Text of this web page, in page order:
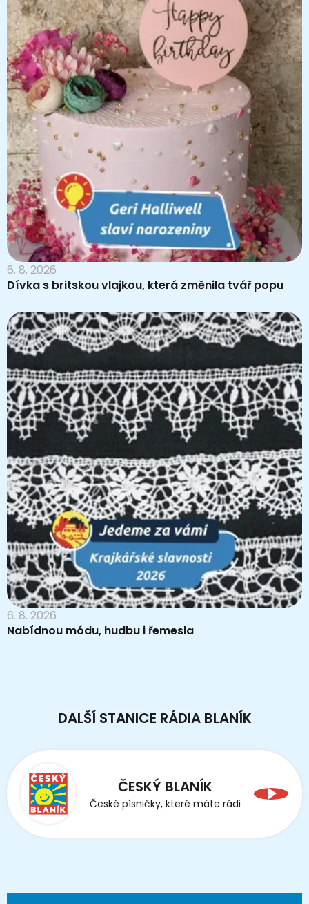
6. 8. 2026
Dívka s britskou vlajkou, která změnila tvář popu
6. 8. 2026
Nabídnou módu, hudbu i řemesla
DALŠÍ STANICE RÁDIA BLANÍK
ČESKÝ BLANÍK
České písničky, které máte rádi